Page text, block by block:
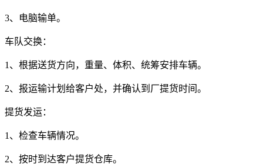
3、电脑输单。
车队交换：
1 、根据送货方向，重量、体积、统筹安排车辆。
2、报运输计划给客户处，并确认到厂提货时间。
提货发运：
1 、检查车辆情况。
2、按时到达客户提货仓库。